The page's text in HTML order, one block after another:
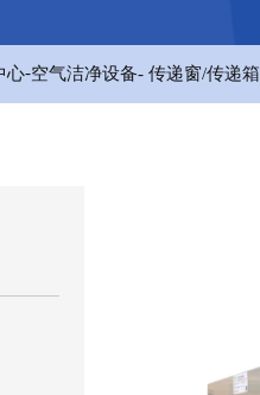
心-空气洁净设备- 传递窗/传递箱